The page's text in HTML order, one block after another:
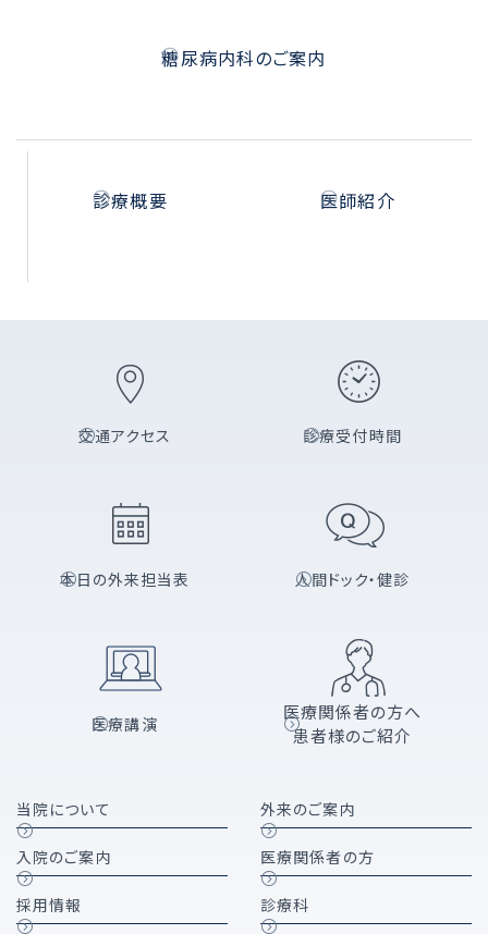
糖尿病内科のご案内
診療概要 医師紹介
交通アクセス 診療受付時間
本日の外来担当表 人間ドック・健診
医療講演
医療関係者の方へ
患者様のご紹介
当院について 外来のご案内
入院のご案内 医療関係者の方
採用情報 診療科